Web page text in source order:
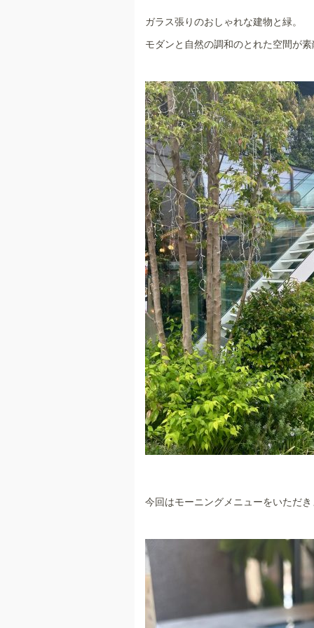
ガラス張りのおしゃれな建物と緑。
モダンと自然の調和のとれた空間が
今回はモーニングメニューをいただ